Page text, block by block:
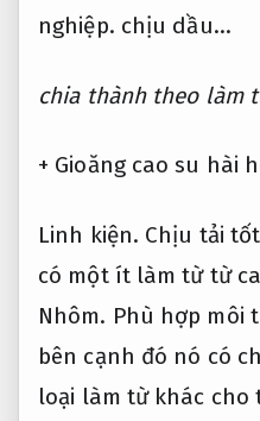
nghiệp. chịu dầu…
chia thành theo làm
+ Gioăng cao su hài
Linh kiện. Chịu tải
có một ít làm từ từ
Nhôm. Phù hợp môi
bên cạnh đó nó có
loại làm từ khác cho